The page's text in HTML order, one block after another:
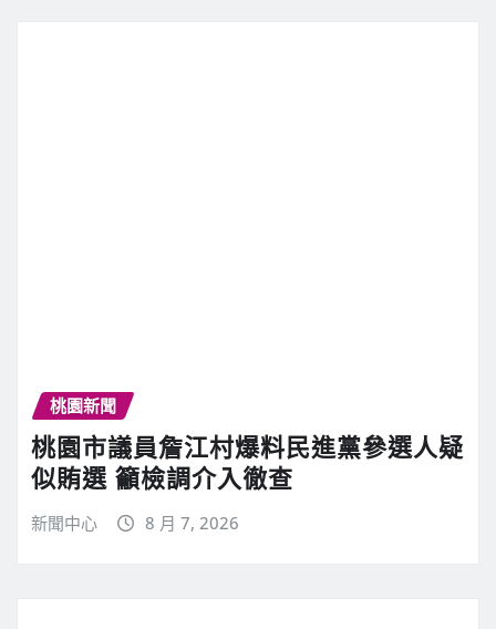
桃園新聞
桃園市議員詹江村爆料民進黨參選人疑
似賄選 籲檢調介入徹查
新聞中心 8 月 7, 2026